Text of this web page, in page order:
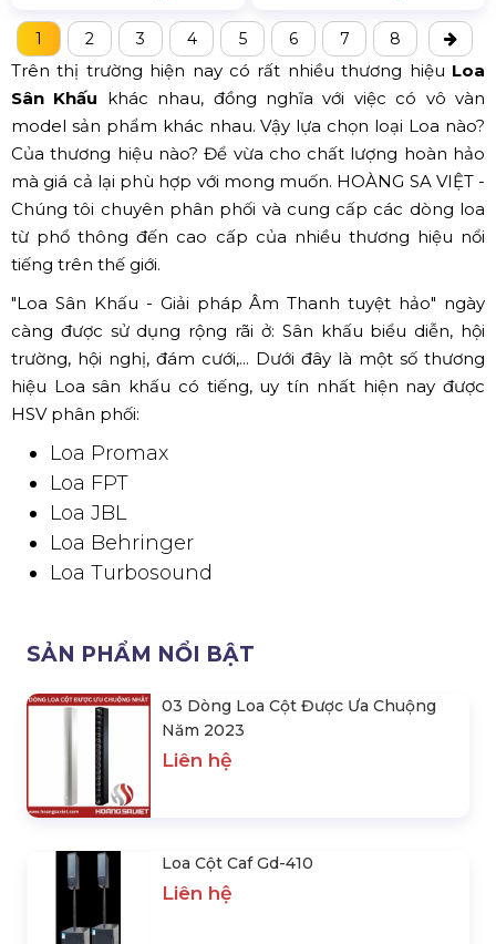
1 2 3 4 5 6 7 8
Trên thị trường hiện nay có rất nhiều thương hiệu Loa
Sân Khấu khác nhau, đồng nghĩa với việc có vô vàn
model sản phẩm khác nhau. Vậy lựa chọn loại Loa nào?
Của thương hiệu nào? Để vừa cho chất lượng hoàn hảo
mà giá cả lại phù hợp với mong muốn. HOÀNG SA VIỆT -
Chúng tôi chuyên phân phối và cung cấp các dòng loa
từ phổ thông đến cao cấp của nhiều thương hiệu nổi
tiếng trên thế giới.
"Loa Sân Khấu - Giải pháp Âm Thanh tuyệt hảo" ngày
càng được sử dụng rộng rãi ở: Sân khấu biểu diễn, hội
trường, hội nghị, đám cưới,... Dưới đây là một số thương
hiệu Loa sân khấu có tiếng, uy tín nhất hiện nay được
HSV phân phối:
Loa Promax
Loa FPT
Loa JBL
Loa Behringer
Loa Turbosound
SẢN PHẨM NỔI BẬT
03 Dòng Loa Cột Được Ưa Chuộng
Năm 2023
Liên hệ
Loa Cột Caf Gd-410
Liên hệ